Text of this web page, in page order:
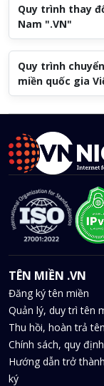
Quy trình thay
Nam ".VN"
Quy trình
miền quốc gia
TÊN MIỀN .VN
Đăng ký tên miền
Quản lý, duy trì tên
Thu hồi, hoàn trả
Chính sách, quy định
Hướng dẫn trở
ký